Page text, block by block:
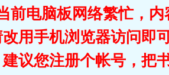
前电脑板网络繁忙，
改用手机浏览器访问
建议您注册个帐号，把